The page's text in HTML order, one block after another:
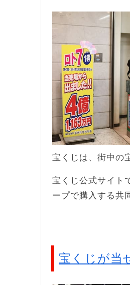
宝くじは、街中の
宝くじ公式サイト
ープで購入する共
宝くじが当